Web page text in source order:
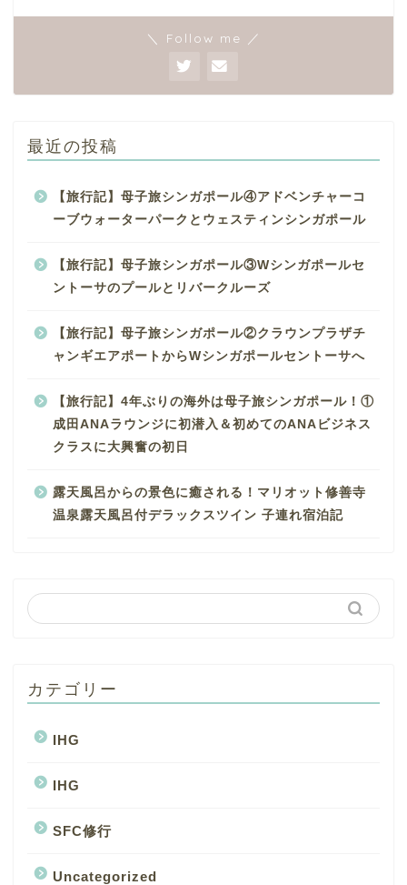
＼ Follow me ／
最近の投稿
【旅行記】母子旅シンガポール④アドベンチャーコ
ーブウォーターパークとウェスティンシンガポール
【旅行記】母子旅シンガポール③Wシンガポールセ
ントーサのプールとリバークルーズ
【旅行記】母子旅シンガポール②クラウンプラザチ
ャンギエアポートからWシンガポールセントーサへ
【旅行記】4年ぶりの海外は母子旅シンガポール！①
成田ANAラウンジに初潜入＆初めてのANAビジネス
クラスに大興奮の初日
露天風呂からの景色に癒される！マリオット修善寺
温泉露天風呂付デラックスツイン 子連れ宿泊記
カテゴリー
IHG
IHG
SFC修行
Uncategorized